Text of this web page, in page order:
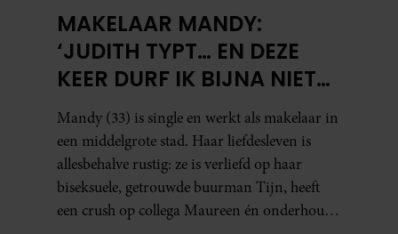
MAKELAAR MANDY:
‘JUDITH TYPT… EN DEZE
KEER DURF IK BIJNA NIET
TE LEZEN WAT ER KOMT’
Mandy (33) is single en werkt als makelaar in
een middelgrote stad. Haar liefdesleven is
allesbehalve rustig: ze is verliefd op haar
biseksuele, getrouwde buurman Tijn, heeft
een crush op collega Maureen én onderhoudt